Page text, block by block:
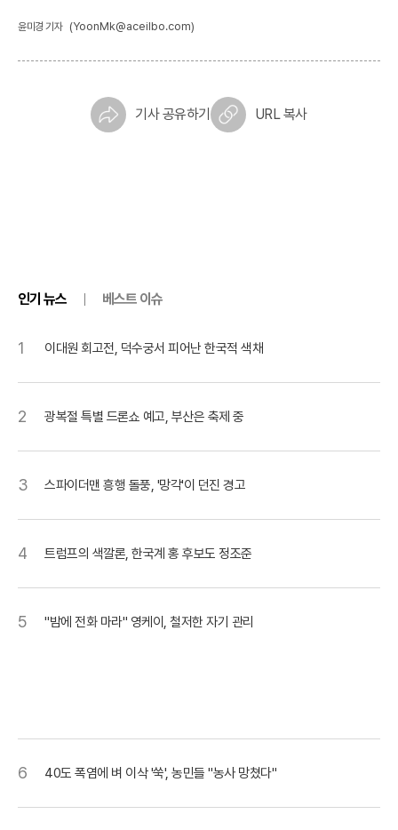
윤미경 기자 (YoonMk@aceilbo.com)
기사 공유하기 URL 복사
인기 뉴스 베스트 이슈
1 이대원 회고전, 덕수궁서 피어난 한국적 색채
2 광복절 특별 드론쇼 예고, 부산은 축제 중
3 스파이더맨 흥행 돌풍, '망각'이 던진 경고
4 트럼프의 색깔론, 한국계 홍 후보도 정조준
5 "밤에 전화 마라" 영케이, 철저한 자기 관리
6 40도 폭염에 벼 이삭 '쑥', 농민들 "농사 망쳤다"